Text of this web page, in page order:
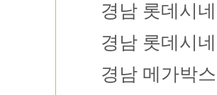
경남 롯데시
경남 롯데시
경남 메가박